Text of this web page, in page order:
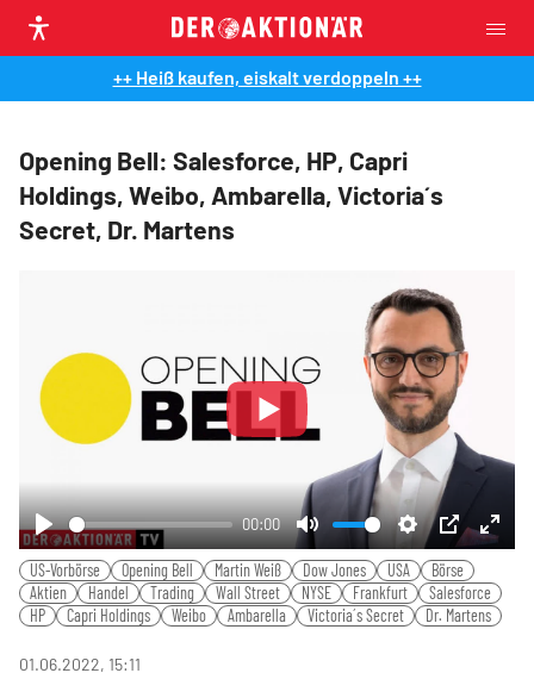
++ Heiß kaufen, eiskalt verdoppeln ++
Opening Bell: Salesforce, HP, Capri
Holdings, Weibo, Ambarella, Victoria´s
Secret, Dr. Martens
Play
00:00
Mute Settings
PIP
Play
US-Vorbörse Opening Bell Martin Weiß Dow Jones USA
Börse
Aktien
Handel Trading Wall Street NYSE Frankfurt
Salesforce
HP
Capri Holdings Weibo Ambarella Victoria´s Secret Dr. Martens
01.06.2022, 15:11